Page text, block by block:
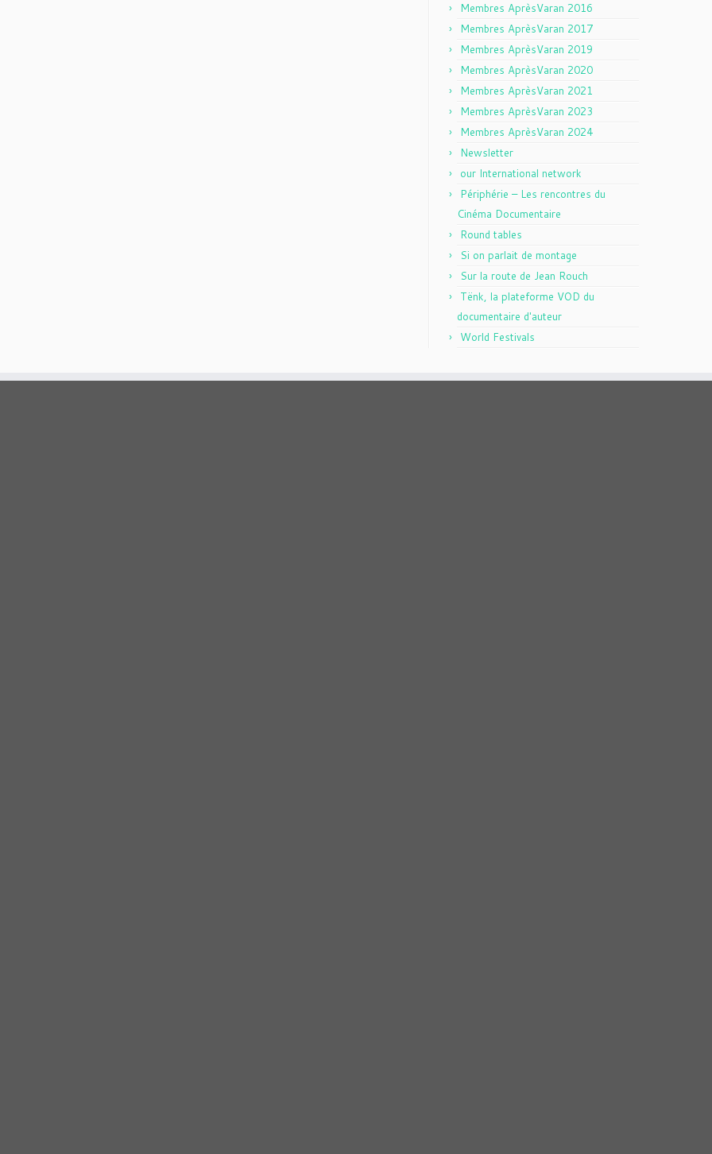
Membres AprèsVaran 2016
Membres AprèsVaran 2017
Membres AprèsVaran 2019
Membres AprèsVaran 2020
Membres AprèsVaran 2021
Membres AprèsVaran 2023
Membres AprèsVaran 2024
Newsletter
our International network
Périphérie – Les rencontres du
Cinéma Documentaire
Round tables
Si on parlait de montage
Sur la route de Jean Rouch
Tënk, la plateforme VOD du
documentaire d'auteur
World Festivals